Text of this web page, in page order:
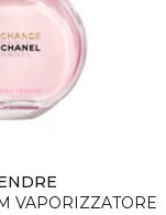
VAPORIZZATORE